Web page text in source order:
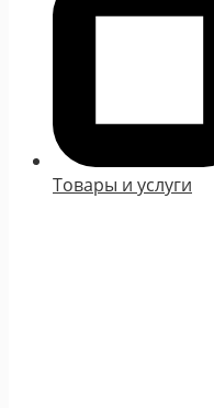
Товары и услуги